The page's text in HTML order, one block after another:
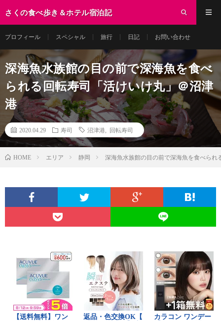
さくの食べ歩き＆ホテル宿泊記
プロフィール スペシャル 旅行 日記 お問い合わせ
深海魚水族館の目の前で深海魚を食べ
られる回転寿司「活けいけ丸」＠沼津
港
2020.04.29 寿司 沼津港 回転寿司
HOME エリア 静岡 深海魚水族館の目の前で深海魚を食べられ